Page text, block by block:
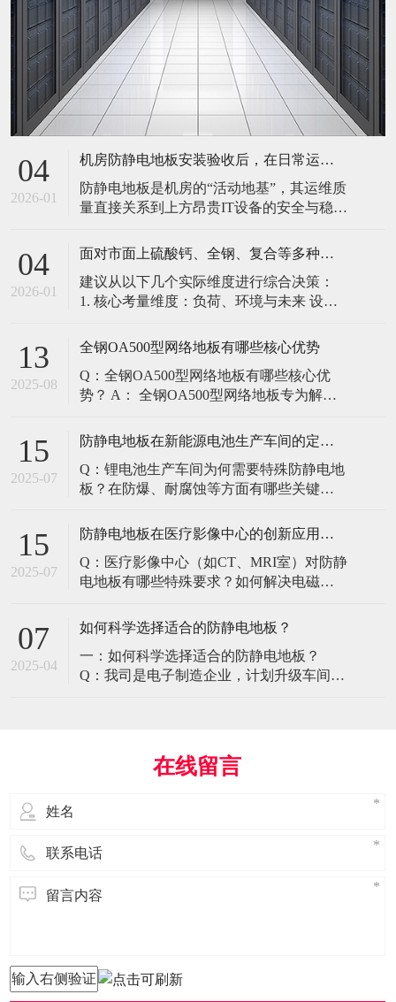
04
2026-01
机房防静电地板安装验收后，在日常运维中常常被忽视。请问，一套规范的、可操作的维护规程应包含哪些内容？有哪些“小问题”若不及时处理，会演变成“大故障”？
防静电地板是机房的“活动地基”，其运维质
量直接关系到上方昂贵IT设备的安全与稳
修，是保障其长期可靠的关键。 1. 建立分
由值班工程师执行）： 观： 巡检时观察地
面有无明显的水渍、油污或其它液体泼
04
2026-01
面对市面上硫酸钙、全钢、复合等多种类型的机房防静电地板，我们该如何科学选型？除了预算，更应该从哪些实际维度进行考量，以避免“过度配置”或“配置不足”？
建议从以下几个实际维度进行综合决策：
1. 核心考量维度：负荷、环境与未来 设备
您必须计算机房规划区域内最重设备的单
点载荷（通常指服务器机柜的支脚压
力）。 轻型机房（标准服务器/网络柜）：
单点载荷通常在1960N，主流的优质复合地
13
2025-08
全钢OA500型网络地板有哪些核心优势
Q：全钢OA500型网络地板有哪些核心优
势？ A： 全钢OA500型网络地板专为解决
以下核心优势： 高强度结构：采用优质冷
轧钢板拉伸焊接成型，表面磷化后静电喷
塑，防锈耐磨，承重性能优异。 便捷布
线：配套活动线槽板设计，可轻松掀起盖
15
2025-07
防静电地板在新能源电池生产车间的定制化解决方案
Q：锂电池生产车间为何需要特殊防静电地
板？在防爆、耐腐蚀等方面有哪些关键技
环境并存的特殊场景，需要全方位防护方
境要求 • 防爆等级：Ex IIB T4（ATEX认
证） • 静电泄放速度：<0.
15
2025-07
防静电地板在医疗影像中心的创新应用方案
Q：医疗影像中心（如CT、MRI室）对防静
电地板有哪些特殊要求？如何解决电磁干
环境特殊性对防静电地板提出了前所未有
疗影像环境的特殊需求 电磁兼容性要求 •
MRI室需完全无磁：磁化率<0.001（
07
2025-04
如何科学选择适合的防静电地板？
一：如何科学选择适合的防静电地板？
Q：我司是电子制造企业，计划升级车间地
用场景、技术指标及长期维护成本综合考
量。作为深耕行业多年的广东立品地板科
在线留言